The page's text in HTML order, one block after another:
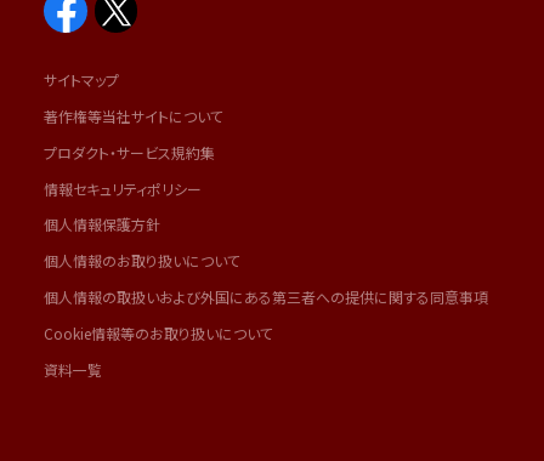
サイトマップ
著作権等当社サイトについて
プロダクト・サービス規約集
情報セキュリティポリシー
個人情報保護方針
個人情報のお取り扱いについて
個人情報の取扱いおよび外国にある第三者への提供に関する同意事項
Cookie情報等のお取り扱いについて
資料一覧